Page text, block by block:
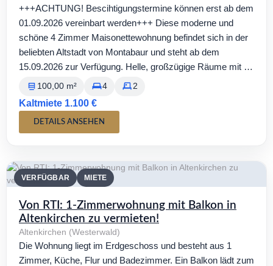
+++ACHTUNG! Bescihtigungstermine können erst ab dem
01.09.2026 vereinbart werden+++ Diese moderne und
schöne 4 Zimmer Maisonettewohnung befindet sich in der
beliebten Altstadt von Montabaur und steht ab dem
15.09.2026 zur Verfügung. Helle, großzügige Räume mit …
100,00 m² 4 2
Kaltmiete 1.100 €
DETAILS ANSEHEN
VERFÜGBAR MIETE
Von RTI: 1-Zimmerwohnung mit Balkon in
Altenkirchen zu vermieten!
Altenkirchen (Westerwald)
Die Wohnung liegt im Erdgeschoss und besteht aus 1
Zimmer, Küche, Flur und Badezimmer. Ein Balkon lädt zum